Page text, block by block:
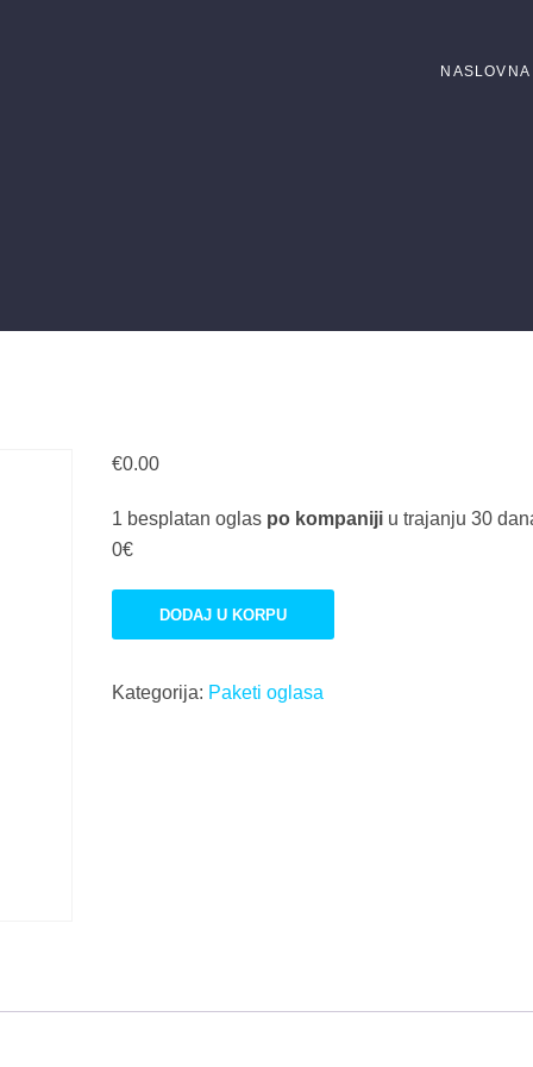
NASLOVNA
€0.00
1 besplatan oglas po kompaniji u trajanju 30
0€
oglas
DODAJ U KORPU
Kategorija: Paketi oglasa